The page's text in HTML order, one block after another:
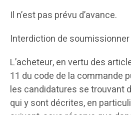
Il n’est pas prévu d’avance.
Interdiction de soumissionner
L’acheteur, en vertu des
11 du code de la commande
les candidatures se trouvant
qui y sont décrites, en